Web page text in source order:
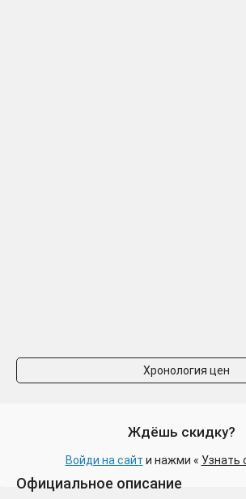
Хронология цен
Ждёшь скидку?
Войди на сайт и нажми « Узнать
Официальное описание